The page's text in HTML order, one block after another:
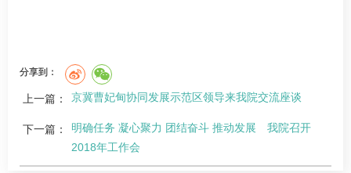
分享到：
上一篇： 京冀曹妃甸协同发展示范区领导来我院交流座谈
下一篇：
明确任务 凝心聚力 团结奋斗 推动发展 我院召开
2018年工作会